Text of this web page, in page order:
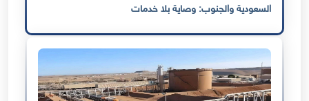
السعودية والجنوب: وصاية بلا خدمات